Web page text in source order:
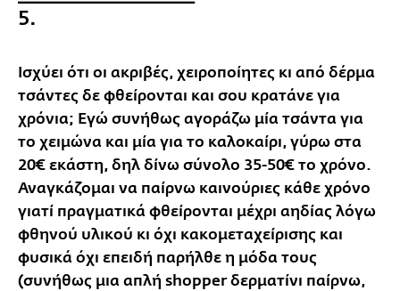
5.
Ισχύει ότι οι ακριβές, χειροποίητες κι από δέρμα
τσάντες δε φθείρονται και σου κρατάνε για
χρόνια; Εγώ συνήθως αγοράζω μία τσάντα για
το χειμώνα και μία για το καλοκαίρι, γύρω στα
20€ εκάστη, δηλ δίνω σύνολο 35-50€ το χρόνο.
Αναγκάζομαι να παίρνω καινούριες κάθε χρόνο
γιατί πραγματικά φθείρονται μέχρι αηδίας λόγω
φθηνού υλικού κι όχι κακομεταχείρισης και
φυσικά όχι επειδή παρήλθε η μόδα τους
(συνήθως μια απλή shopper δερματίνι παίρνω,